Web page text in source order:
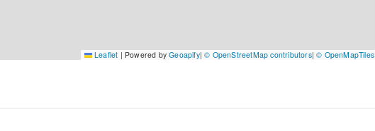
Leaflet | Powered byGeoapify|© OpenStreetMap contributors|© OpenMapTiles